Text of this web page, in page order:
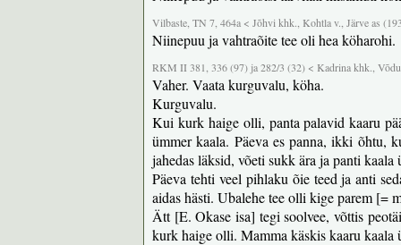
Vilbaste, TN 7, 464a < Jõhvi khk., Kohtla v., Järve as
Niinepuu ja vahtraõite tee oli hea köharohi.
RKM II 381, 336 (97) ja 282/3 (32) < Kadrina khk.,
Vaher. Vaata kurguvalu, köha.
Kurguvalu.
Kui kurk haige olli, panta palavid kaaru
ümmer kaala. Päeva es panna, ikki õhtu,
jahedas läksid, võeti sukk ära ja panti
Päeva tehti veel pihlaku õie teed ja anti
aidas hästi. Ubalehe tee olli kige parem [=
Ätt [E. Okase isa] tegi soolvee, võttis
kurk haige olli. Mamma käskis kaaru kaala